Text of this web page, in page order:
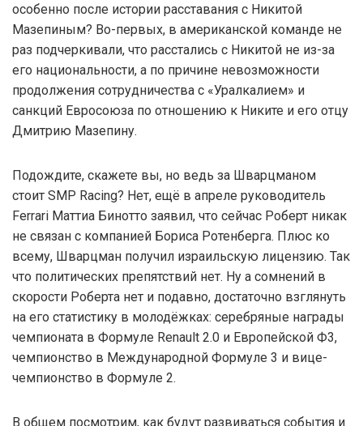
особенно после истории расставания с Никитой
Мазепиным? Во-первых, в американской команде не
раз подчеркивали, что расстались с Никитой не из-за
его национальности, а по причине невозможности
продолжения сотрудничества с «Уралкалием» и
санкций Евросоюза по отношению к Никите и его отцу
Дмитрию Мазепину.
Подождите, скажете вы, но ведь за Шварцманом
стоит SMP Racing? Нет, ещё в апреле руководитель
Ferrari Маттиа Бинотто заявил, что сейчас Роберт никак
не связан с компанией Бориса Ротенберга. Плюс ко
всему, Шварцман получил израильскую лицензию. Так
что политических препятствий нет. Ну а сомнений в
скорости Роберта нет и подавно, достаточно взглянуть
на его статистику в молодёжках: серебряные награды
чемпионата в Формуле Renault 2.0 и Европейской Ф3,
чемпионство в Международной Формуле 3 и вице-
чемпионство в Формуле 2.
В общем посмотрим, как будут развиваться события и